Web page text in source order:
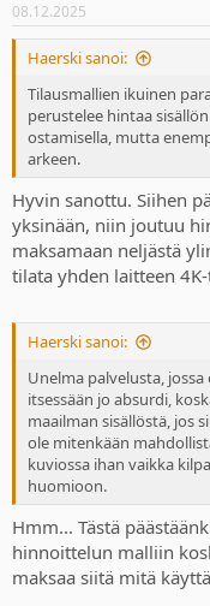
s
:
08.12.2025
Haerski sanoi:
Tilausmallien ikuinen
perustelee hintaa
ostamisella, mutta
arkeen.
Hyvin sanottu. Siihen
yksinään, niin joutuu
maksamaan neljästä
tilata yhden laitteen
Haerski sanoi:
Unelma palvelusta,
itsessään jo absurdi,
maailman sisällöstä, jos
ole mitenkään
kuviossa ihan vaikka
huomioon.
Hmm... Tästä
hinnoittelun malliin
maksaa siitä mitä